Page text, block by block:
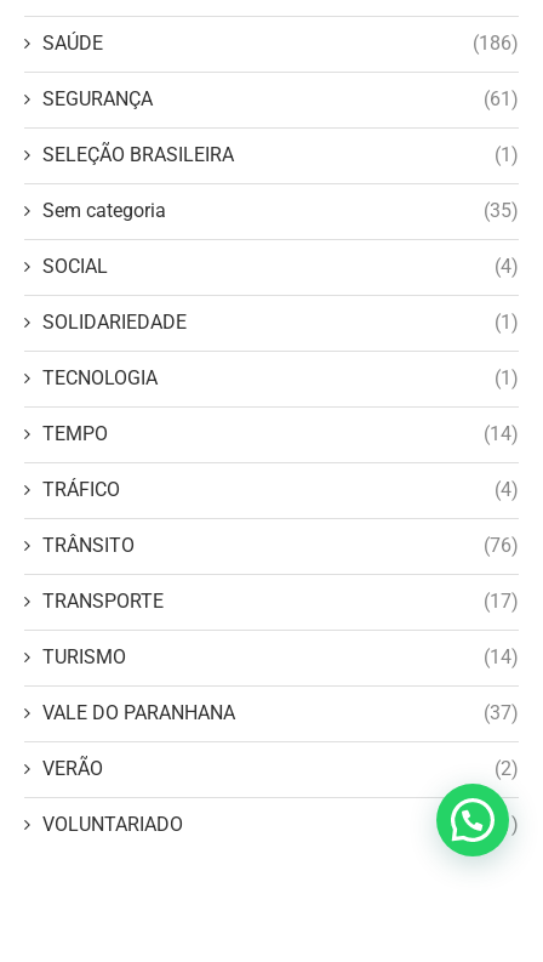
SAÚDE (186)
SEGURANÇA (61)
SELEÇÃO BRASILEIRA (1)
Sem categoria (35)
SOCIAL (4)
SOLIDARIEDADE (1)
TECNOLOGIA (1)
TEMPO (14)
TRÁFICO (4)
TRÂNSITO (76)
TRANSPORTE (17)
TURISMO (14)
VALE DO PARANHANA (37)
VERÃO (2)
VOLUNTARIADO (1)